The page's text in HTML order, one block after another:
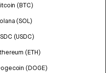
(BTC)
(SOL)
(USDC)
(ETH)
(DOGE)